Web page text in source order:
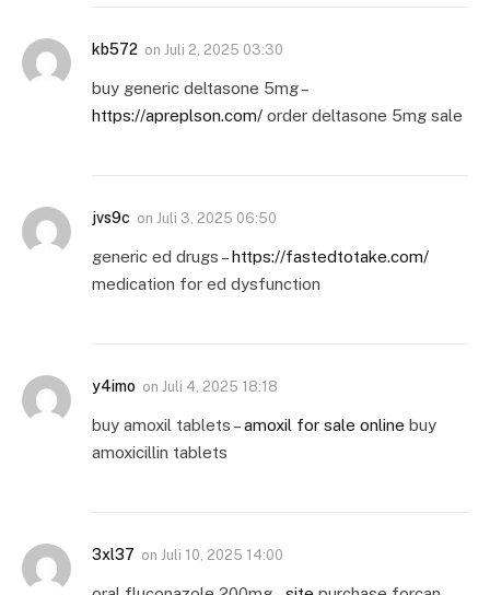
kb572 on Juli 2, 2025 03:30
buy generic deltasone 5mg –
https://apreplson.com/ order deltasone 5mg sale
jvs9c on Juli 3, 2025 06:50
generic ed drugs –https://fastedtotake.com/
medication for ed dysfunction
y4imo on Juli 4, 2025 18:18
buy amoxil tablets –amoxil for sale online buy
amoxicillin tablets
3xl37 on Juli 10, 2025 14:00